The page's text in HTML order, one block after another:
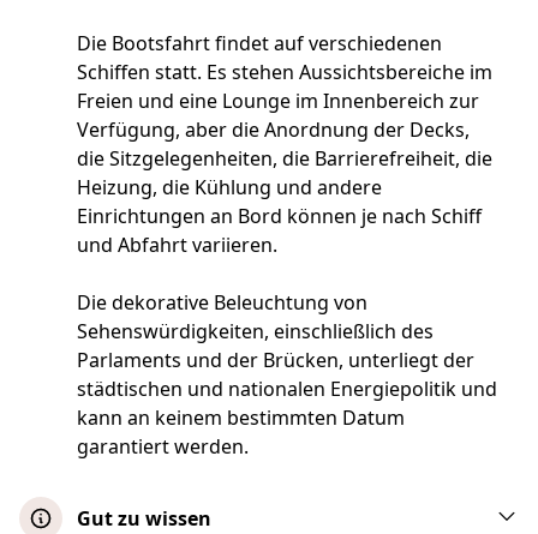
Die Bootsfahrt findet auf verschiedenen
Schiffen statt. Es stehen Aussichtsbereiche im
Freien und eine Lounge im Innenbereich zur
Verfügung, aber die Anordnung der Decks,
die Sitzgelegenheiten, die Barrierefreiheit, die
Heizung, die Kühlung und andere
Einrichtungen an Bord können je nach Schiff
und Abfahrt variieren.
Die dekorative Beleuchtung von
Sehenswürdigkeiten, einschließlich des
Parlaments und der Brücken, unterliegt der
städtischen und nationalen Energiepolitik und
kann an keinem bestimmten Datum
garantiert werden.
Gut zu wissen